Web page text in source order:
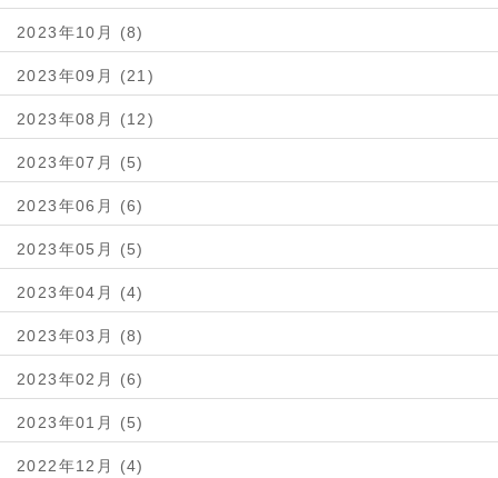
2023年10月 (8)
2023年09月 (21)
2023年08月 (12)
2023年07月 (5)
2023年06月 (6)
2023年05月 (5)
2023年04月 (4)
2023年03月 (8)
2023年02月 (6)
2023年01月 (5)
2022年12月 (4)